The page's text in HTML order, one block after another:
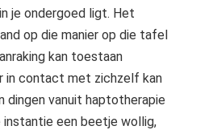
je ondergoed ligt. Het
op die manier op die tafel
kan toestaan
in contact met zichzelf kan
dingen vanuit haptotherapie
instantie een beetje wollig,